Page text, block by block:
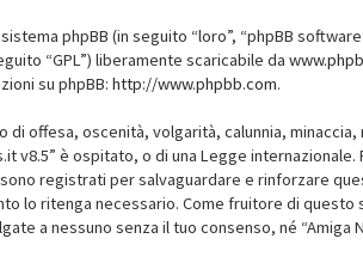
phpBB (in seguito “loro”, “phpBB
“GPL”) liberamente scaricabile da
su phpBB:http://www.phpbb.com.
di offesa, oscenità, volgarità, calunnia,
v8.5” è ospitato, o di una Legge
registrati per salvaguardare e rinforzare
lo ritenga necessario. Come fruitore di
a nessuno senza il tuo consenso, né